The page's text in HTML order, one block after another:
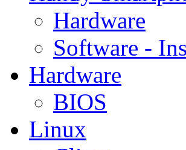
Hardware
Software -
Hardware
BIOS
Linux